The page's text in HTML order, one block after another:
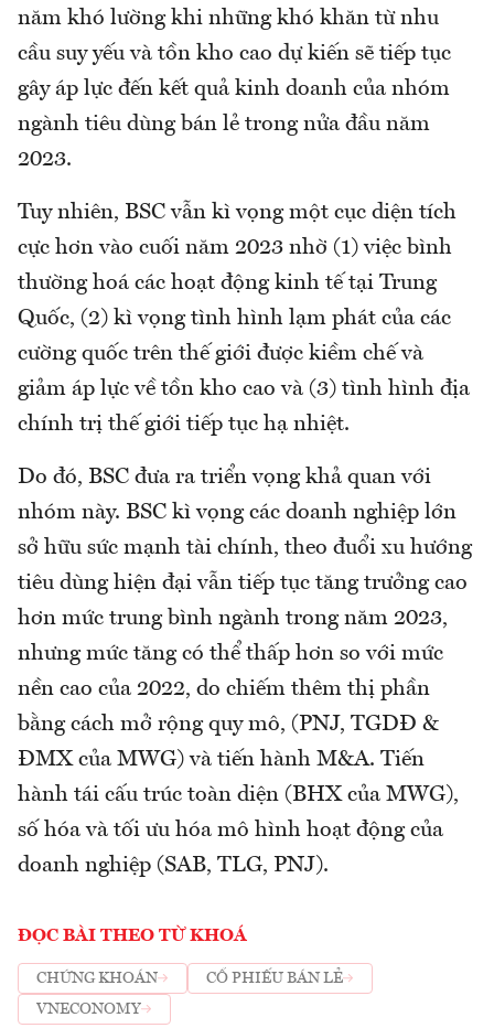
năm khó lường khi những khó khăn từ nhu
cầu suy yếu và tồn kho cao dự kiến sẽ tiếp tục
gây áp lực đến kết quả kinh doanh của nhóm
ngành tiêu dùng bán lẻ trong nửa đầu năm
2023.
Tuy nhiên, BSC vẫn kì vọng một cục diện tích
cực hơn vào cuối năm 2023 nhờ (1) việc bình
thường hoá các hoạt động kinh tế tại Trung
Quốc, (2) kì vọng tình hình lạm phát của các
cường quốc trên thế giới được kiềm chế và
giảm áp lực về tồn kho cao và (3) tình hình địa
chính trị thế giới tiếp tục hạ nhiệt.
Do đó, BSC đưa ra triển vọng khả quan với
nhóm này. BSC kì vọng các doanh nghiệp lớn
sở hữu sức mạnh tài chính, theo đuổi xu hướng
tiêu dùng hiện đại vẫn tiếp tục tăng trưởng cao
hơn mức trung bình ngành trong năm 2023,
nhưng mức tăng có thể thấp hơn so với mức
nền cao của 2022, do chiếm thêm thị phần
bằng cách mở rộng quy mô, (PNJ, TGDĐ &
ĐMX của MWG) và tiến hành M&A. Tiến
hành tái cấu trúc toàn diện (BHX của MWG),
số hóa và tối ưu hóa mô hình hoạt động của
doanh nghiệp (SAB, TLG, PNJ).
ĐỌC BÀI THEO TỪ KHOÁ
CHỨNG KHOÁN
CỔ PHIẾU BÁN LẺ
VNECONOMY